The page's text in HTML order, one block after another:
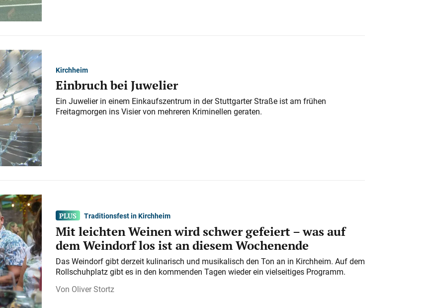
Kirchheim
Einbruch bei Juwelier
Ein Juwelier in einem Einkaufszentrum in der Stuttgarter Straße ist am frühen
Freitagmorgen ins Visier von mehreren Kriminellen geraten.
Traditionsfest in Kirchheim
Mit leichten Weinen wird schwer gefeiert – was auf
dem Weindorf los ist an diesem Wochenende
Das Weindorf gibt derzeit kulinarisch und musikalisch den Ton an in Kirchheim. Auf dem
Rollschuhplatz gibt es in den kommenden Tagen wieder ein vielseitiges Programm.
Oliver Stortz